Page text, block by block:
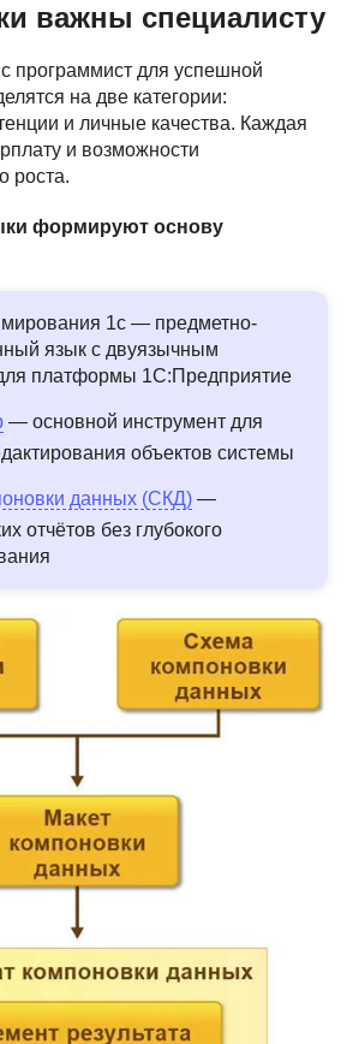
важны специалисту
программист для успешной
на две категории:
и личные качества. Каждая
и возможности
роста.
формируют основу
1с — предметно-
язык с двуязычным
платформы 1С:Предприятие
— основной инструмент для
объектов системы
данных (СКД) —
отчётов без глубокого